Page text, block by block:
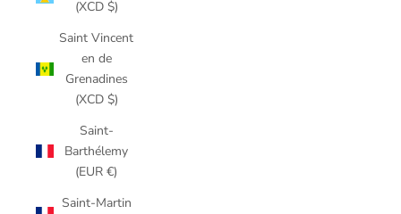
(XCD $)
Saint Vincent
en de
Grenadines
(XCD $)
Saint-
Barthélemy
(EUR €)
Saint-Martin